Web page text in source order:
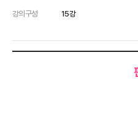
강의구성 15강